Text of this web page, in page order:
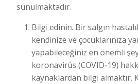
sunulmaktadır.
Bilgi edinin. Bir salgın
kendinize ve çocuklarınıza
yapabileceğiniz en önemli
koronavirüs (COVID-19)
kaynaklardan bilgi almaktır.